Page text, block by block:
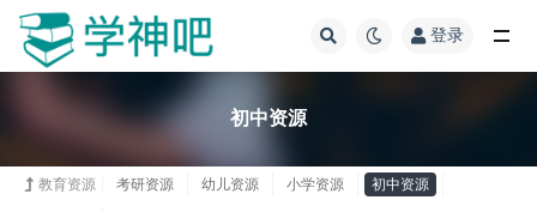
登录
初中资源
教育资源 考研资源 幼儿资源 小学资源 初中资源